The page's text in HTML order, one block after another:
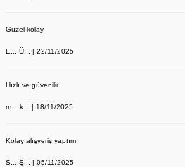
Güzel kolay
E... Ü... | 22/11/2025
Hızlı ve güvenilir
m... k... | 18/11/2025
Kolay alışveriş yaptım
S... Ş... | 05/11/2025